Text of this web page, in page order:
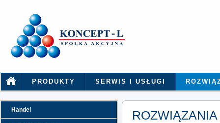
PRODUKTY SERWIS I USŁUGI
Handel ROZWIĄZANIA